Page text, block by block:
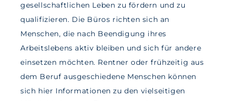
gesellschaftlichen Leben zu fördern und zu
qualifizieren. Die Büros richten sich an
Menschen, die nach Beendigung ihres
Arbeitslebens aktiv bleiben und sich für andere
einsetzen möchten. Rentner oder frühzeitig aus
dem Beruf ausgeschiedene Menschen können
sich hier Informationen zu den vielseitigen